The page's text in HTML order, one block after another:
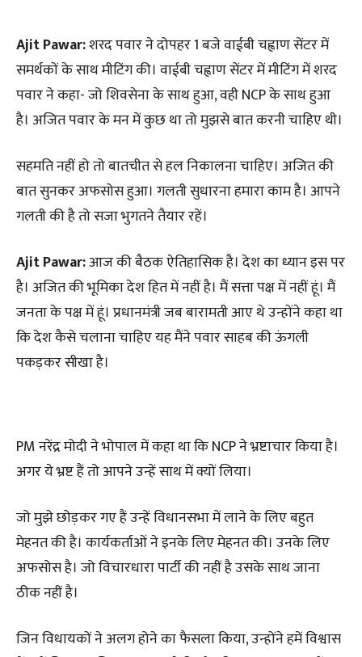
Ajit Pawar:शरद पवार ने दोपहर 1 बजे वाईबी चह्वाण सेंटर में
समर्थकों के साथ मीटिंग की। वाईबी चह्वाण सेंटर में मीटिंग में शरद
पवार ने कहा- जो शिवसेना के साथ हुआ, वही NCP के साथ हुआ
है। अजित पवार के मन में कुछ था तो मुझसे बात करनी चाहिए थी।
सहमति नहीं हो तो बातचीत से हल निकालना चाहिए। अजित की
बात सुनकर अफसोस हुआ। गलती सुधारना हमारा काम है। आपने
गलती की है तो सजा भुगतने तैयार रहें।
Ajit Pawar:आज की बैठक ऐतिहासिक है। देश का ध्यान इस पर
है। अजित की भूमिका देश हित में नहीं है। मैं सत्ता पक्ष में नहीं हूं। मैं
जनता के पक्ष में हूं। प्रधानमंत्री जब बारामती आए थे उन्होंने कहा था
कि देश कैसे चलाना चाहिए यह मैंने पवार साहब की ऊंगली
पकड़कर सीखा है।
PM नरेंद्र मोदी ने भोपाल में कहा था कि NCP ने भ्रष्टाचार किया है।
अगर ये भ्रष्ट हैं तो आपने उन्हें साथ में क्यों लिया।
जो मुझे छोड़कर गए हैं उन्हें विधानसभा में लाने के लिए बहुत
मेहनत की है। कार्यकर्ताओं ने इनके लिए मेहनत की। उनके लिए
अफसोस है। जो विचारधारा पार्टी की नहीं है उसके साथ जाना
ठीक नहीं है।
जिन विधायकों ने अलग होने का फैसला किया, उन्होंने हमें विश्वास